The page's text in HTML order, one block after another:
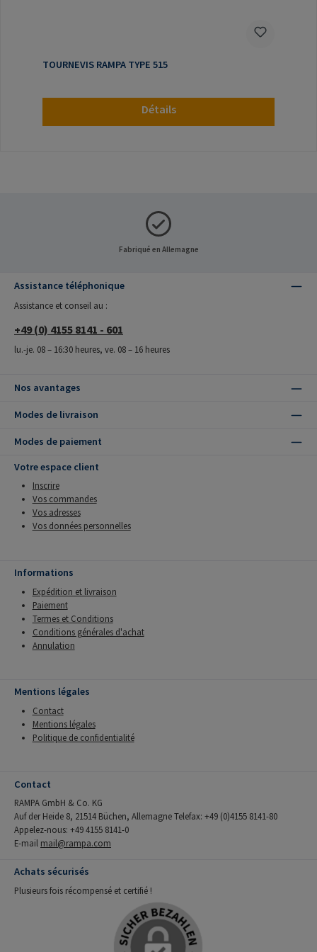
TOURNEVIS RAMPA TYPE 515
Détails
Fabriqué en Allemagne
Assistance téléphonique
Assistance et conseil au :
+49 (0) 4155 8141 - 601
lu.-je. 08 – 16:30 heures, ve. 08 – 16 heures
Nos avantages
Modes de livraison
Modes de paiement
Votre espace client
Inscrire
Vos commandes
Vos adresses
Vos données personnelles
Informations
Expédition et livraison
Paiement
Termes et Conditions
Conditions générales d'achat
Annulation
Mentions légales
Contact
Mentions légales
Politique de confidentialité
Contact
RAMPA GmbH & Co. KG
Auf der Heide 8, 21514 Büchen, Allemagne Telefax: +49 (0)4155 8141-80
Appelez-nous: +49 4155 8141-0
E-mail mail@rampa.com
Achats sécurisés
Plusieurs fois récompensé et certifié !